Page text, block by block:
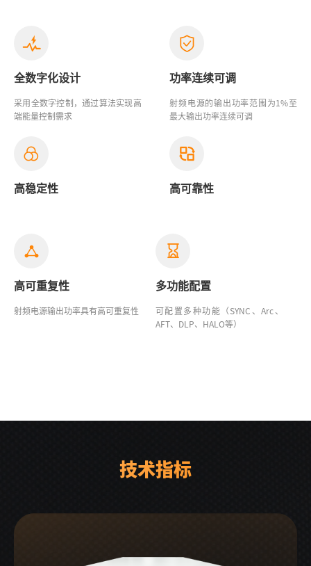
全数字化设计
采用全数字控制，通过算法实现高
端能量控制需求
功率连续可调
射频电源的输出功率范围为1%至
最大输出功率连续可调
高稳定性 高可靠性
高可重复性
射频电源输出功率具有高可重复性
多功能配置
可配置多种功能（SYNC、Arc、
AFT、DLP、HALO等）
技术指标